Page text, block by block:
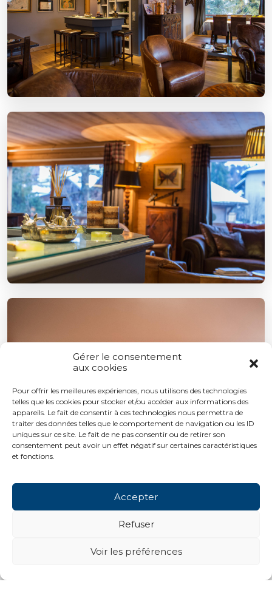
Gérer le consentement
aux cookies
Pour offrir les meilleures expériences, nous utilisons des technologies
telles que les cookies pour stocker et/ou accéder aux informations des
appareils. Le fait de consentir à ces technologies nous permettra de
traiter des données telles que le comportement de navigation ou les ID
uniques sur ce site. Le fait de ne pas consentir ou de retirer son
consentement peut avoir un effet négatif sur certaines caractéristiques
et fonctions.
Accepter
Refuser
Voir les préférences
Next projects